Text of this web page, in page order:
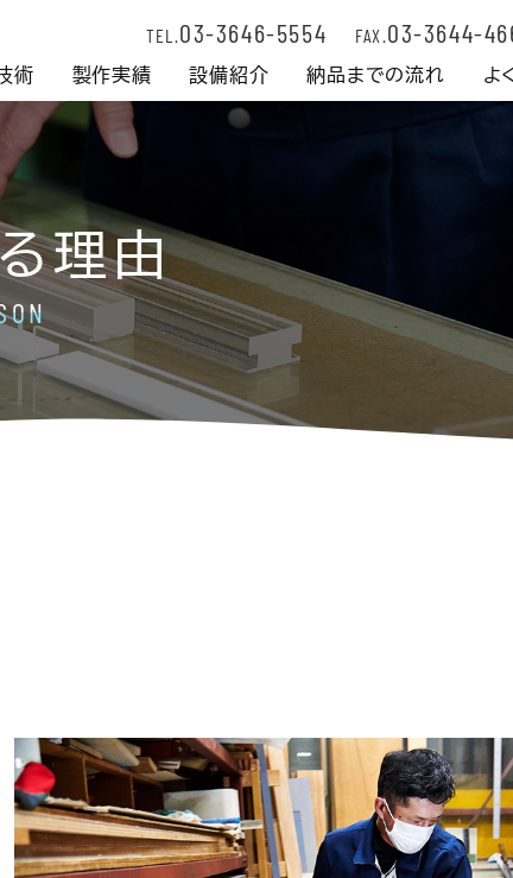
TEL.03-3646-5554 FAX.03-3644-
術 製作実績 設備紹介 納品までの流れ よ
理由